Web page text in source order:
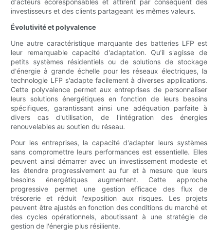
d'acteurs écoresponsables et attirent par conséquent des
investisseurs et des clients partageant les mêmes valeurs.
Évolutivité et polyvalence
Une autre caractéristique marquante des batteries LFP est
leur remarquable capacité d'adaptation. Qu'il s'agisse de
petits systèmes résidentiels ou de solutions de stockage
d'énergie à grande échelle pour les réseaux électriques, la
technologie LFP s'adapte facilement à diverses applications.
Cette polyvalence permet aux entreprises de personnaliser
leurs solutions énergétiques en fonction de leurs besoins
spécifiques, garantissant ainsi une adéquation parfaite à
divers cas d'utilisation, de l'intégration des énergies
renouvelables au soutien du réseau.
Pour les entreprises, la capacité d'adapter leurs systèmes
sans compromettre leurs performances est essentielle. Elles
peuvent ainsi démarrer avec un investissement modeste et
les étendre progressivement au fur et à mesure que leurs
besoins énergétiques augmentent. Cette approche
progressive permet une gestion efficace des flux de
trésorerie et réduit l'exposition aux risques. Les projets
peuvent être ajustés en fonction des conditions du marché et
des cycles opérationnels, aboutissant à une stratégie de
gestion de l'énergie plus résiliente.